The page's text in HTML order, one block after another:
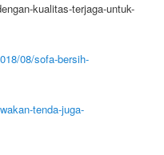
kualitas-terjaga-untuk-
08/sofa-bersih-
tenda-juga-